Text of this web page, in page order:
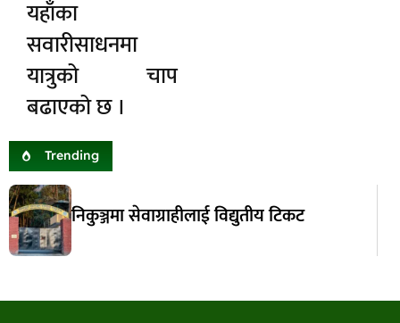
यहाँका
सवारीसाधनमा
यात्रुको चाप
बढाएको छ ।
Trending
निकुञ्जमा सेवाग्राहीलाई विद्युतीय टिकट